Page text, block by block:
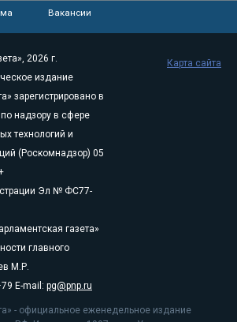
Вакансии
2026 г.
издание
зарегистрировано в
надзору в сфере
технологий и
(Роскомнадзор) 05
Эл № ФС77-
газета»
главного
М.Р.
E-mail: pg@pnp.ru
- официальное еженедельное издание
Карта сайта